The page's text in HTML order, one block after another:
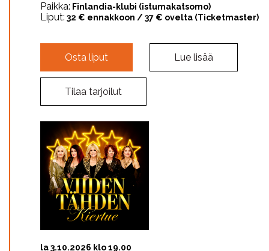
Paikka: Finlandia-klubi (istumakatsomo)
Liput: 32 € ennakkoon / 37 € ovelta (Ticketmaster)
Osta liput Lue lisää
Tilaa tarjoilut
la 3.10.2026 klo 19.00